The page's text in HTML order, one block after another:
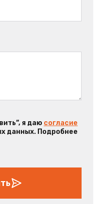
я даю согласие
данных. Подробнее